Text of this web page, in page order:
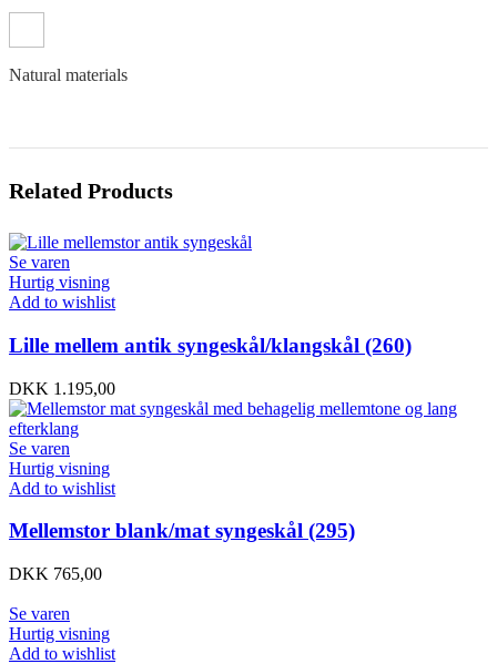
Natural materials
Related Products
Se varen
Hurtig visning
Add to wishlist
Lille mellem antik syngeskål/klangskål (260)
DKK 1.195,00
Se varen
Hurtig visning
Add to wishlist
Mellemstor blank/mat syngeskål (295)
DKK 765,00
Se varen
Hurtig visning
Add to wishlist